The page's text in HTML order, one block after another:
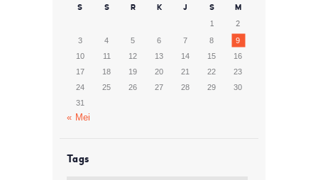
S S R K J S
M
1
2
3 4 5 6 7 8
9
10
11 12 13 14 15
16
17
18 19 20 21 22
23
24
25 26 27 28 29
30
31
« Mei
Tags